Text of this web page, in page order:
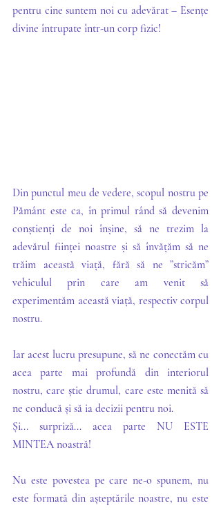
pentru cine suntem noi cu adevărat – Esențe
divine întrupate într-un corp fizic!
Din punctul meu de vedere, scopul nostru pe
Pământ este ca, în primul rând să devenim
conștienți de noi înșine, să ne trezim la
adevărul ființei noastre și să învățăm să ne
trăim această viață, fără să ne ”stricăm”
vehiculul prin care am venit să
experimentăm această viață, respectiv corpul
nostru.
Iar acest lucru presupune, să ne conectăm cu
acea parte mai profundă din interiorul
nostru, care știe drumul, care este menită să
ne conducă și să ia decizii pentru noi.
Și... surpriză... acea parte NU ESTE
MINTEA noastră!
Nu este povestea pe care ne-o spunem, nu
este formată din așteptările noastre, nu este